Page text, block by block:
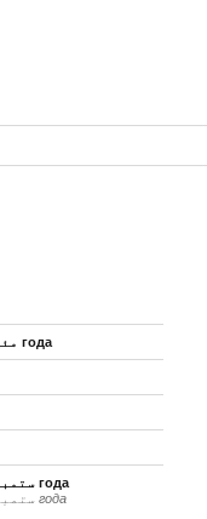
10 مئی 2026 года
14 ستمبر 2025 года
: 1 ستمبر 2025 года